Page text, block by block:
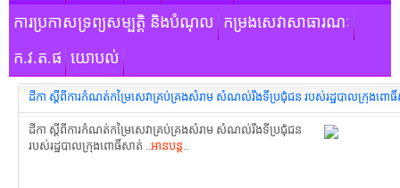
ការប្រកាសទ្រព្យសម្បត្តិ និងបំណុល កម្រងសេវាសាធារណៈ
ក.វ.ត.ផ យោបល់
ដីកា ស្តីពីការកំណត់កម្រៃ​សេវាគ្រប់គ្រងសំរាម សំណល់រឹងទីប្រជុំជន របស់រដ្ឋបាលក្រុងពោ
ដីកា ស្តីពីការកំណត់កម្រៃ​សេវាគ្រប់គ្រងសំរាម សំណល់រឹងទីប្រជុំជន
របស់រដ្ឋបាលក្រុងពោធិ៍សាត់ ..អានបន្ត..